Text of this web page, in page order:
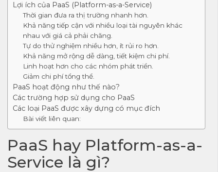
Lợi ích của PaaS (Platform-as-a-Service)
Thời gian đưa ra thị trường nhanh hơn.
Khả năng tiếp cận với nhiều loại tài nguyên khác
nhau với giá cả phải chăng.
Tự do thử nghiệm nhiều hơn, ít rủi ro hơn.
Khả năng mở rộng dễ dàng, tiết kiệm chi phí.
Linh hoạt hơn cho các nhóm phát triển.
Giảm chi phí tổng thể.
PaaS hoạt động như thế nào?
Các trường hợp sử dụng cho PaaS
Các loại PaaS được xây dựng có mục đích
Bài viết liên quan:
PaaS hay Platform-as-a-
Service là gì?